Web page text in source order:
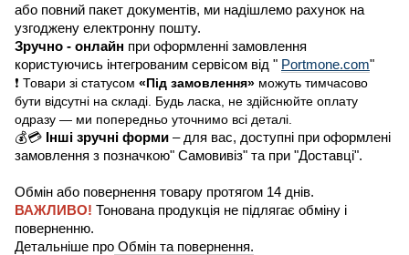
або повний пакет документів, ми надішлемо рахунок на
узгоджену електронну пошту.
Зручно - онлайн при оформленні замовлення
користуючись інтегрованим сервісом від " Portmone.com"
❗ Товари зі статусом «Під замовлення» можуть тимчасово
бути відсутні на складі. Будь ласка, не здійснюйте оплату
одразу — ми попередньо уточнимо всі деталі.
💰💳 Інші зручні форми – для вас, доступні при оформлені
замовлення з позначкою" Самовивіз" та при "Доставці".
Обмін або повернення товару протягом 14 днів.
ВАЖЛИВО! Тонована продукція не підлягає обміну і
поверненню.
Детальніше про Обмін та повернення.